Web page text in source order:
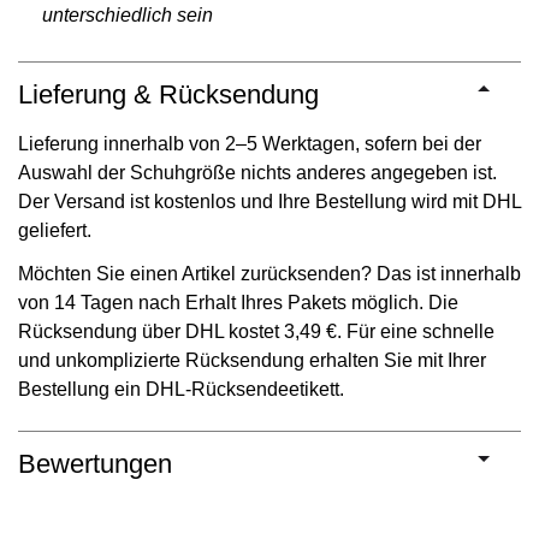
unterschiedlich sein
Lieferung & Rücksendung
Lieferung innerhalb von 2–5 Werktagen, sofern bei der
Auswahl der Schuhgröße nichts anderes angegeben ist.
Der Versand ist kostenlos und Ihre Bestellung wird mit DHL
geliefert.
Möchten Sie einen Artikel zurücksenden? Das ist innerhalb
von 14 Tagen nach Erhalt Ihres Pakets möglich. Die
Rücksendung über DHL kostet 3,49 €. Für eine schnelle
und unkomplizierte Rücksendung erhalten Sie mit Ihrer
Bestellung ein DHL-Rücksendeetikett.
Bewertungen